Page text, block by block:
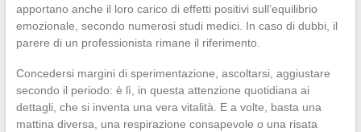
apportano anche il loro carico di effetti positivi sull’equilibrio
emozionale, secondo numerosi studi medici. In caso di dubbi, il
parere di un professionista rimane il riferimento.
Concedersi margini di sperimentazione, ascoltarsi, aggiustare
secondo il periodo: è lì, in questa attenzione quotidiana ai
dettagli, che si inventa una vera vitalità. E a volte, basta una
mattina diversa, una respirazione consapevole o una risata